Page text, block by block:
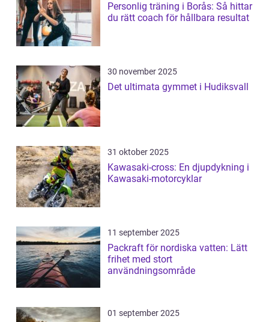
Personlig träning i Borås: Så hittar
du rätt coach för hållbara resultat
30 november 2025
Det ultimata gymmet i Hudiksvall
31 oktober 2025
Kawasaki-cross: En djupdykning i
Kawasaki-motorcyklar
11 september 2025
Packraft för nordiska vatten: Lätt
frihet med stort
användningsområde
01 september 2025